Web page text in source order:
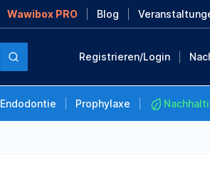
Wawibox PRO Blog
Registrieren/Login
Endodontie Prophylaxe